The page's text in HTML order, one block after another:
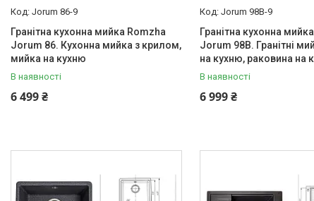
Jorum 86-9
Гранітна кухонна мийка Romzha
Jorum 86. Кухонна мийка з крилом,
мийка на кухню
В наявності
6 499 ₴
Jorum 98B-9
Гранітна кухонна
Jorum 98B. Гранітні
на кухню, раковина на
В наявності
6 999 ₴